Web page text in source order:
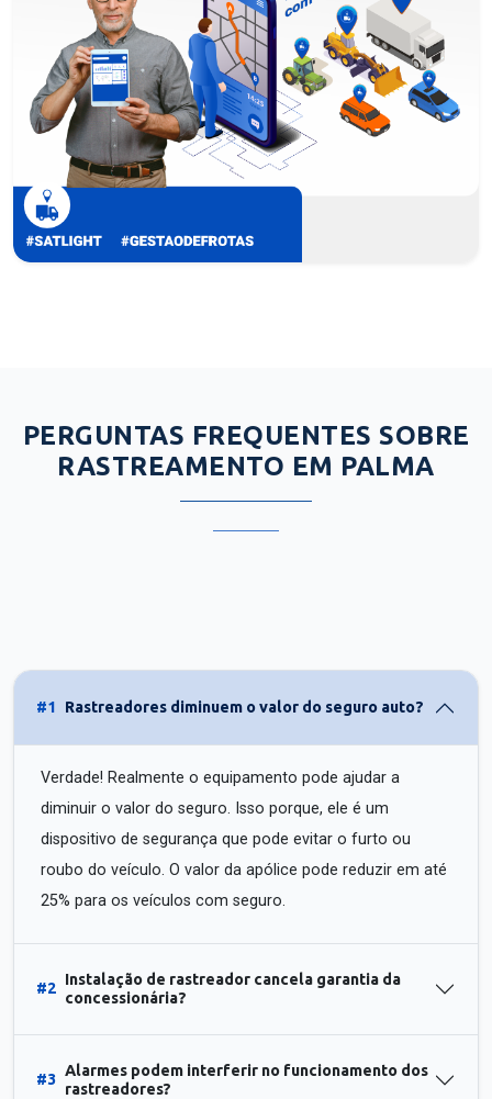
PERGUNTAS FREQUENTES SOBRE
RASTREAMENTO EM PALMA
#1 Rastreadores diminuem o valor do seguro auto?
Verdade! Realmente o equipamento pode ajudar a
diminuir o valor do seguro. Isso porque, ele é um
dispositivo de segurança que pode evitar o furto ou
roubo do veículo. O valor da apólice pode reduzir em até
25% para os veículos com seguro.
#2
Instalação de rastreador cancela garantia da
concessionária?
#3
Alarmes podem interferir no funcionamento dos
rastreadores?